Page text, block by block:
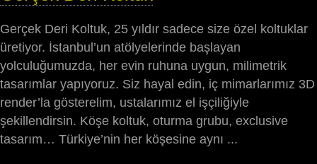
Gerçek Deri Koltuk, 25 yıldır sadece size özel koltuklar
üretiyor. İstanbul’un atölyelerinde başlayan
yolculuğumuzda, her evin ruhuna uygun, milimetrik
tasarımlar yapıyoruz. Siz hayal edin, iç mimarlarımız 3D
render’la gösterelim, ustalarımız el işçiliğiyle
şekillendirsin. Köşe koltuk, oturma grubu, exclusive
tasarım… Türkiye’nin her köşesine aynı ...